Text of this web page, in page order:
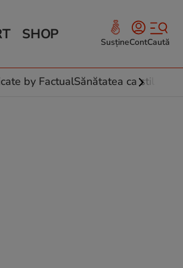
SHOP SusțineContCaută
by FactualSănătatea ca stil de